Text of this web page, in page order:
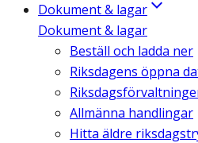
Dokument & lagar
Dokument & lagar
Beställ och ladda ner
Riksdagens öppna
Allmänna handlingar
Hitta äldre